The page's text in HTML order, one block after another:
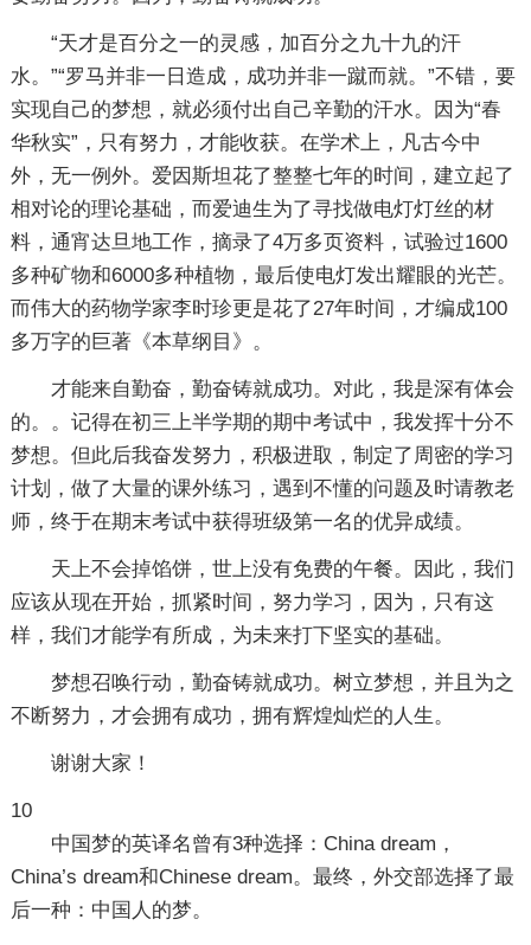
“天才是百分之一的灵感，加百分之九十九的汗
水。”“罗马并非一日造成，成功并非一蹴而就。”不错，要
实现自己的梦想，就必须付出自己辛勤的汗水。因为“春
华秋实”，只有努力，才能收获。在学术上，凡古今中
外，无一例外。爱因斯坦花了整整七年的时间，建立起了
相对论的理论基础，而爱迪生为了寻找做电灯灯丝的材
料，通宵达旦地工作，摘录了4万多页资料，试验过1600
多种矿物和6000多种植物，最后使电灯发出耀眼的光芒。
而伟大的药物学家李时珍更是花了27年时间，才编成100
多万字的巨著《本草纲目》。
才能来自勤奋，勤奋铸就成功。对此，我是深有体会
的。。记得在初三上半学期的期中考试中，我发挥十分不
梦想。但此后我奋发努力，积极进取，制定了周密的学习
计划，做了大量的课外练习，遇到不懂的问题及时请教老
师，终于在期末考试中获得班级第一名的优异成绩。
天上不会掉馅饼，世上没有免费的午餐。因此，我们
应该从现在开始，抓紧时间，努力学习，因为，只有这
样，我们才能学有所成，为未来打下坚实的基础。
梦想召唤行动，勤奋铸就成功。树立梦想，并且为之
不断努力，才会拥有成功，拥有辉煌灿烂的人生。
谢谢大家！
10
中国梦的英译名曾有3种选择：China dream，
China’s dream和Chinese dream。最终，外交部选择了最
后一种：中国人的梦。